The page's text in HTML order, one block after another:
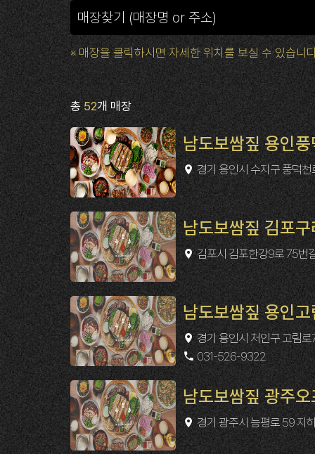
※ 매장을 클릭하시면 자세한 위치를 보실 수 있습니
총52개 매장
남도보쌈짚 용인
경기 용인시 수지구 풍덕
남도보쌈짚 김포
김포시 김포한강9로 75번
남도보쌈짚 용인
경기 용인시 처인구 고림
031-526-9322
남도보쌈짚 광주
경기 광주시 능평로 59 지